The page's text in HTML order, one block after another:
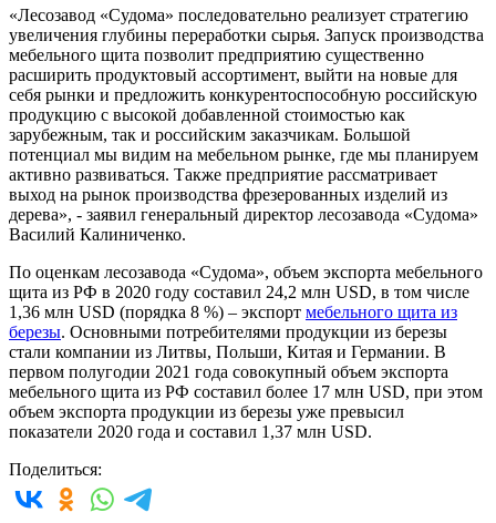
«Лесозавод «Судома» последовательно реализует стратегию
увеличения глубины переработки сырья. Запуск производства
мебельного щита позволит предприятию существенно
расширить продуктовый ассортимент, выйти на новые для
себя рынки и предложить конкурентоспособную российскую
продукцию с высокой добавленной стоимостью как
зарубежным, так и российским заказчикам. Большой
потенциал мы видим на мебельном рынке, где мы планируем
активно развиваться. Также предприятие рассматривает
выход на рынок производства фрезерованных изделий из
дерева», - заявил генеральный директор лесозавода «Судома»
Василий Калиниченко.
По оценкам лесозавода «Судома», объем экспорта мебельного
щита из РФ в 2020 году составил 24,2 млн USD, в том числе
1,36 млн USD (порядка 8 %) – экспорт мебельного щита из
березы. Основными потребителями продукции из березы
стали компании из Литвы, Польши, Китая и Германии. В
первом полугодии 2021 года совокупный объем экспорта
мебельного щита из РФ составил более 17 млн USD, при этом
объем экспорта продукции из березы уже превысил
показатели 2020 года и составил 1,37 млн USD.
Поделиться: